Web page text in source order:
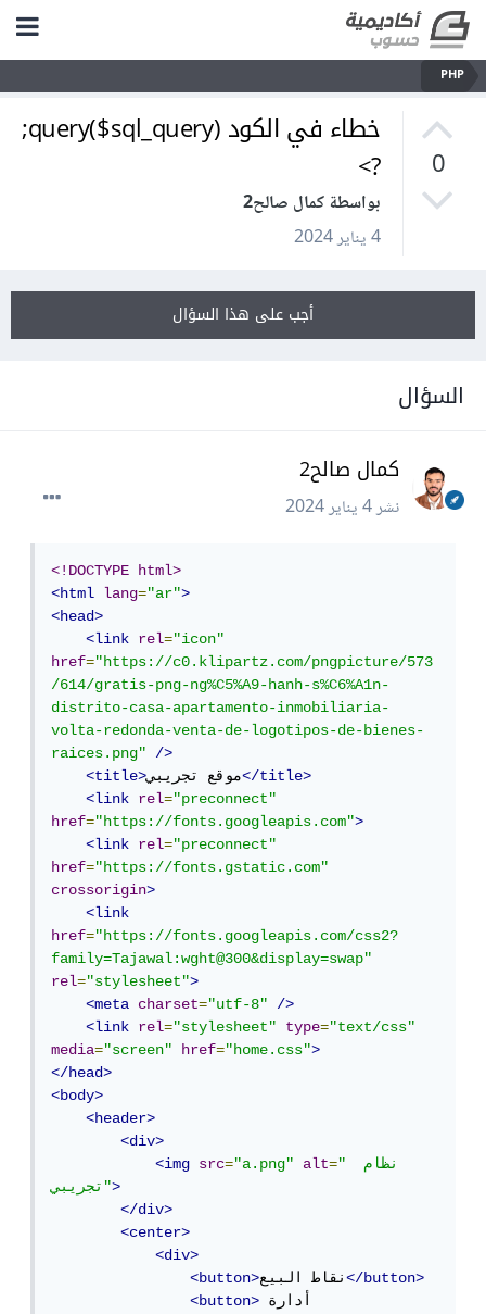
PHP
0
خطاء في الكود query($sql_query);
?>
بواسطة كمال صالح2
4 يناير 2024
أجب على هذا السؤال
السؤال
كمال صالح2
نشر4 يناير 2024
<!DOCTYPE html>
<html
lang="ar">
<head>
<link
rel="icon"
href="https://c0.klipartz.com/pngpicture/573
/614/gratis-png-ng%C5%A9-hanh-s%C6%A1n-
distrito-casa-apartamento-inmobiliaria-
volta-redonda-venta-de-logotipos-de-bienes-
raices.png"
/>
<title>موقع تجريبي</title>
<link
rel="preconnect"
href="https://fonts.googleapis.com">
<link
rel="preconnect"
href="https://fonts.gstatic.com"
crossorigin>
<link
href="https://fonts.googleapis.com/css2?
family=Tajawal:wght@300&display=swap"
rel="stylesheet">
<meta
charset="utf-8"
/>
<link
rel="stylesheet" type="text/css"
media="screen" href="home.css">
</head>
<body>
<header>
<div>
<img
src="a.png" alt="نظام
تجريبي">
</div>
<center>
<div>
<button>نقاط البيع</button>
<button> أدارة